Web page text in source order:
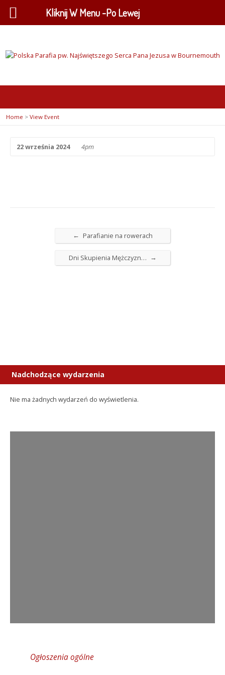
Home > View Event
22 września 2024 4pm
← Parafianie na rowerach
Dni Skupienia Mężczyzn… →
Nadchodzące wydarzenia
Nie ma żadnych wydarzeń do wyświetlenia.
Ogłoszenia ogólne
Kliknij W Menu -Po Lewej